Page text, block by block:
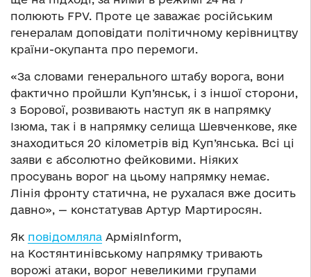
полюють FPV. Проте це заважає російським
генералам доповідати політичному керівництву
країни-окупанта про перемоги.
«За словами генерального штабу ворога, вони
фактично пройшли Куп’янськ, і з іншої сторони,
з Борової, розвивають наступ як в напрямку
Ізюма, так і в напрямку селища Шевченкове, яке
знаходиться 20 кілометрів від Куп’янська. Всі ці
заяви є абсолютно фейковими. Ніяких
просувань ворог на цьому напрямку немає.
Лінія фронту статична, не рухалася вже досить
давно», — констатував Артур Мартиросян.
Як повідомляла АрміяInform,
на Костянтинівському напрямку тривають
ворожі атаки, ворог невеликими групами